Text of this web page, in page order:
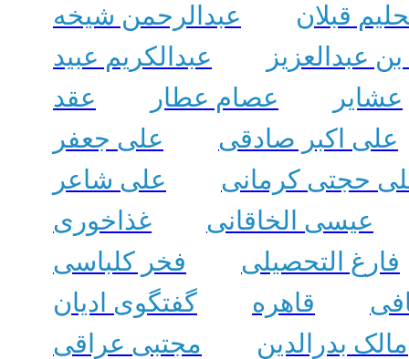
قبلان
عبدالرحمن شیخه
عبدالعزیز
عبدالکریم عبید
عشایر
عصام عطار
عقد
علی اکبر صادقی
علی جعفر
حجتی کرمانی
علی شاعر
عیسی الخاقانی
غذاخوری
فارغ التحصیلی
فخر کلباسی
قاهره
گفتگوی ادیان
مالک بدرالدین
مجتبی عراقی